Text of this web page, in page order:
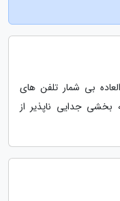
بی شمار تلفن های
جدایی ناپذیر از